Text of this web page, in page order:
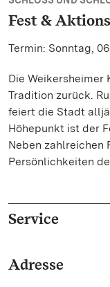
Fest &
Termin: Sonntag,
Die
Tradition zurück.
feiert die Stadt
Höhepunkt ist der
Neben zahlreichen
Persönlichkeiten
Service
Adresse